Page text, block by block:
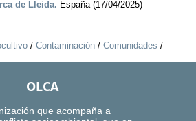
de Lleida. España (17/04/2025)
/ Contaminación / Comunidades /
OLCA
que acompaña a